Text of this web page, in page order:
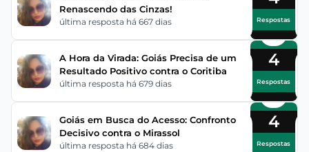
Renascendo das Cinzas!
última resposta há 667 dias Respostas
A Hora da Virada: Goiás Precisa de um
Resultado Positivo contra o Coritiba
última resposta há 679 dias
4
Respostas
Goiás em Busca do Acesso: Confronto
Decisivo contra o Mirassol
última resposta há 684 dias
4
Respostas